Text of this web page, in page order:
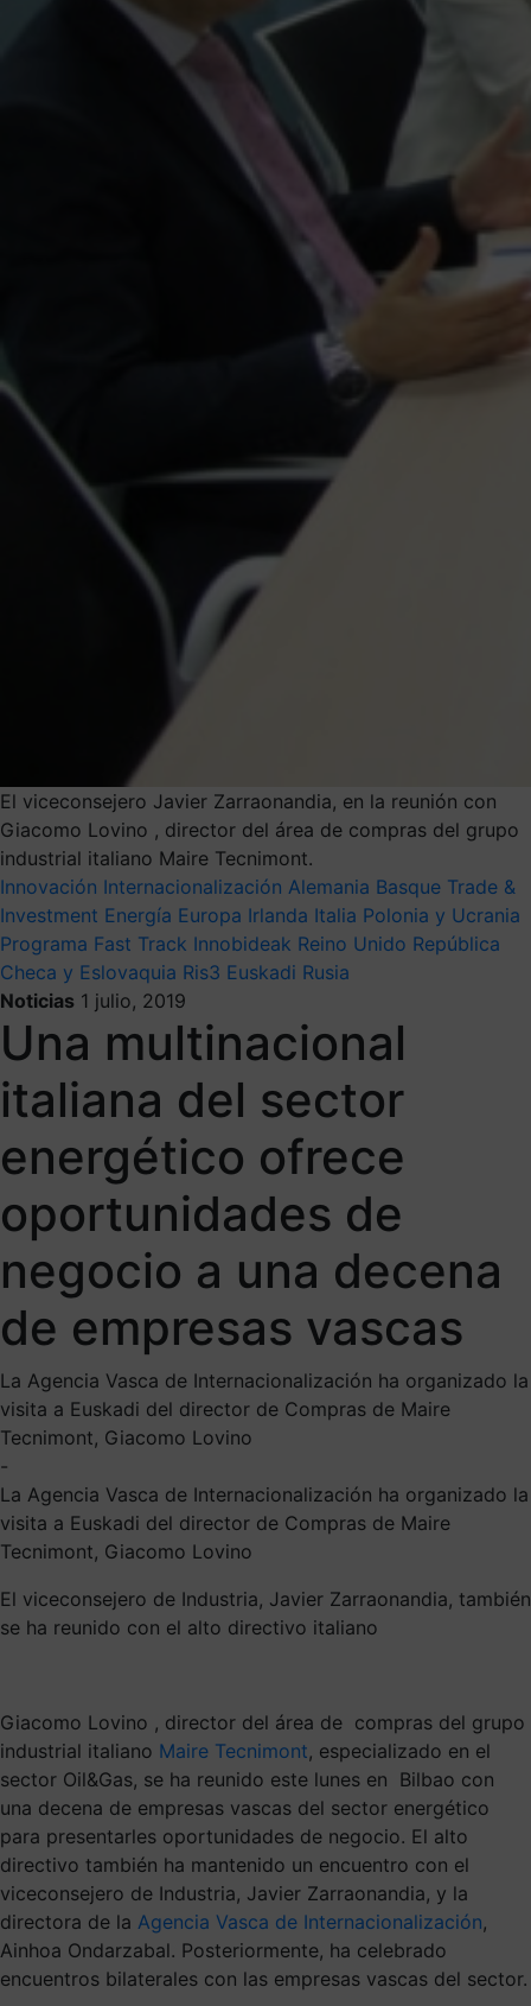
El viceconsejero Javier Zarraonandia, en la reunión con
Giacomo Lovino , director del área de compras del grupo
industrial italiano Maire Tecnimont.
Innovación Internacionalización Alemania Basque Trade &
Investment Energía Europa Irlanda Italia Polonia y Ucrania
Programa Fast Track Innobideak Reino Unido República
Checa y Eslovaquia Ris3 Euskadi Rusia
Noticias 1 julio, 2019
Una multinacional
italiana del sector
energético ofrece
oportunidades de
negocio a una decena
de empresas vascas
La Agencia Vasca de Internacionalización ha organizado la
visita a Euskadi del director de Compras de Maire
Tecnimont, Giacomo Lovino
-
La Agencia Vasca de Internacionalización ha organizado la
visita a Euskadi del director de Compras de Maire
Tecnimont, Giacomo Lovino
El viceconsejero de Industria, Javier Zarraonandia, también
se ha reunido con el alto directivo italiano
Giacomo Lovino , director del área de compras del grupo
industrial italiano Maire Tecnimont, especializado en el
sector Oil&Gas, se ha reunido este lunes en Bilbao con
una decena de empresas vascas del sector energético
para presentarles oportunidades de negocio. El alto
directivo también ha mantenido un encuentro con el
viceconsejero de Industria, Javier Zarraonandia, y la
directora de la Agencia Vasca de Internacionalización,
Ainhoa Ondarzabal. Posteriormente, ha celebrado
encuentros bilaterales con las empresas vascas del sector.